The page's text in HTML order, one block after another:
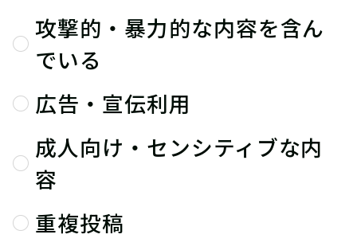
攻撃的・暴力的な内容を含ん
でいる
広告・宣伝利用
成人向け・センシティブな内
容
重複投稿